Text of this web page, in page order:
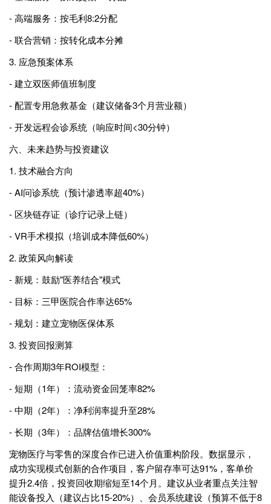
- 高端服务：按毛利8:2分配
- 联合营销：按转化成本分摊
3. 应急预案体系
- 建立双医师值班制度
- 配置专用急救基金（建议储备3个月营业额）
- 开发远程会诊系统（响应时间<30分钟）
六、未来趋势与投资建议
1. 技术融合方向
- AI问诊系统（预计渗透率超40%）
- 区块链存证（诊疗记录上链）
- VR手术模拟（培训成本降低60%）
2. 政策风向解读
- 新规：鼓励"医养结合"模式
- 目标：三甲医院合作率达65%
- 规划：建立宠物医保体系
3. 投资回报测算
- 合作周期3年ROI模型：
- 短期（1年）：流动资金回笼率82%
- 中期（2年）：净利润率提升至28%
- 长期（3年）：品牌估值增长300%
宠物医疗与零售的深度合作已进入价值重构阶段。数据显示，
成功实现模式创新的合作项目，客户留存率可达91%，客单价
提升2.4倍，投资回收期缩短至14个月。建议从业者重点关注智
能设备投入（建议占比15-20%）、会员系统建设（预算不低于8